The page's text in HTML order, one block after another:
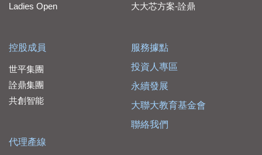
Ladies Open
控股成員
世平集團
詮鼎集團
共創智能
代理產線
大大芯方案-詮鼎
服務據點
投資人專區
永續發展
大聯大教育基金會
聯絡我們